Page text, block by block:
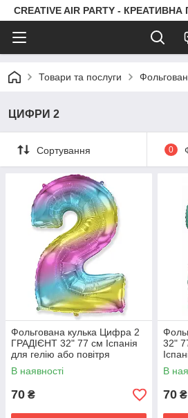
CREATIVE AIR PARTY -
Товари та послуги
ЦИФРИ 2
Сортування 0
Фольгована кулька Цифра 2
ГРАДІЄНТ 32" 77 см Іспанія
для гелію або повітря
В наявності
70 ₴
32"
В
70 ₴